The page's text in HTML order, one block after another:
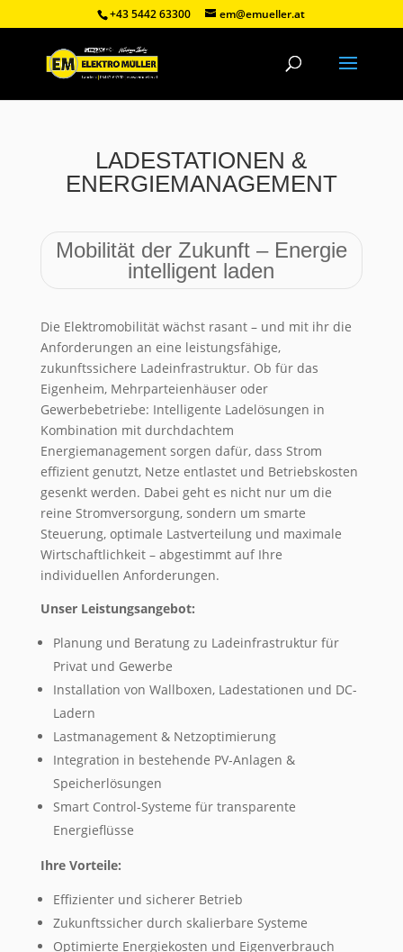
+43 5442 63300 em@emueller.at
LADESTATIONEN &
ENERGIEMANAGEMENT
Mobilität der Zukunft – Energie
intelligent laden
Die Elektromobilität wächst rasant – und mit ihr die
Anforderungen an eine leistungsfähige,
zukunftssichere Ladeinfrastruktur. Ob für das
Eigenheim, Mehrparteienhäuser oder
Gewerbebetriebe: Intelligente Ladelösungen in
Kombination mit durchdachtem
Energiemanagement sorgen dafür, dass Strom
effizient genutzt, Netze entlastet und Betriebskosten
gesenkt werden. Dabei geht es nicht nur um die
reine Stromversorgung, sondern um smarte
Steuerung, optimale Lastverteilung und maximale
Wirtschaftlichkeit – abgestimmt auf Ihre
individuellen Anforderungen.
Unser Leistungsangebot:
Planung und Beratung zu Ladeinfrastruktur für
Privat und Gewerbe
Installation von Wallboxen, Ladestationen und DC-
Ladern
Lastmanagement & Netzoptimierung
Integration in bestehende PV-Anlagen &
Speicherlösungen
Smart Control-Systeme für transparente
Energieflüsse
Ihre Vorteile:
Effizienter und sicherer Betrieb
Zukunftssicher durch skalierbare Systeme
Optimierte Energiekosten und Eigenverbrauch